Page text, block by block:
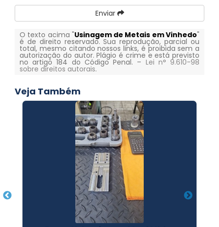
Enviar
O texto acima "Usinagem de Metais em Vinhedo"
é de direito reservado. Sua reprodução, parcial ou
total, mesmo citando nossos links, é proibida sem a
autorização do autor. Plágio é crime e está previsto
no artigo 184 do Código Penal. – Lei n° 9.610-98
sobre direitos autorais.
Veja Também